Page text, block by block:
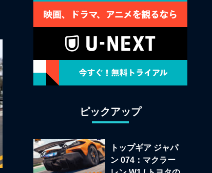
ピックアップ
トップギア ジャパ
ン 074：マクラー